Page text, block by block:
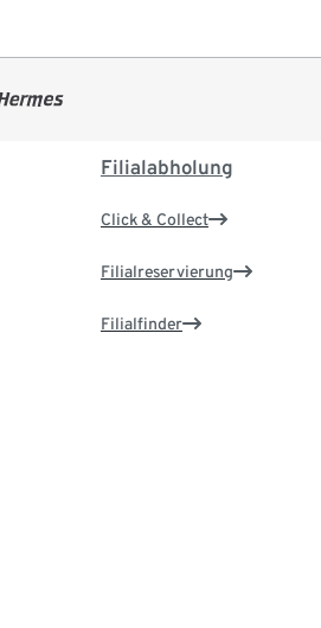
Filialabholung
Click & Collect
Filialreservierung
Filialfinder